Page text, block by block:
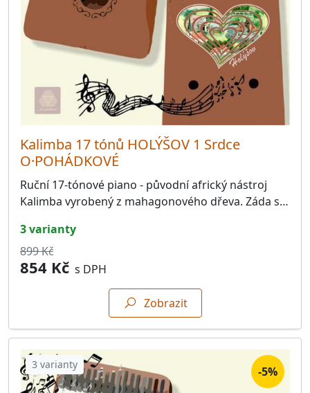
Kalimba 17 tónů HOLÝŠOV 1 Srdce
O·POHÁDKOVÉ
Ruční 17-tónové piano - původní africký nástroj
Kalimba vyrobený z mahagonového dřeva. Záda s…
3 varianty
899 Kč
854 Kč s DPH
Zobrazit
3 varianty -5%